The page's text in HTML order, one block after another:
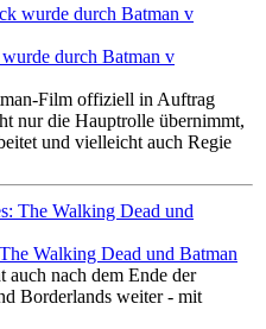
durch Batman v
Film offiziell in Auftrag
nur die Hauptrolle übernimmt,
und vielleicht auch Regie
Walking Dead und Batman
auch nach dem Ende der
Borderlands weiter - mit